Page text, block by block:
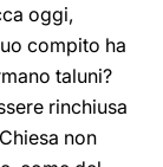
oggi,
compito ha
taluni?
rinchiusa
non